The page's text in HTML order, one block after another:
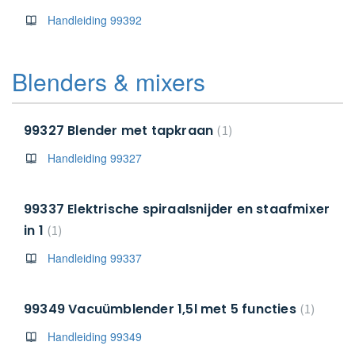
Handleiding 99392
Blenders & mixers
99327 Blender met tapkraan 1
Handleiding 99327
99337 Elektrische spiraalsnijder en staafmixer
in 1 1
Handleiding 99337
99349 Vacuümblender 1,5l met 5 functies 1
Handleiding 99349